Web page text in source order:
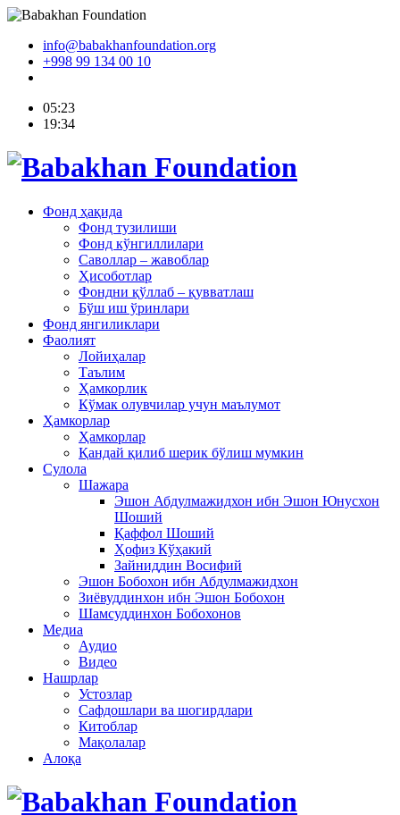
info@babakhanfoundation.org
+998 99 134 00 10
05:23
19:34
Фонд ҳақида
Фонд тузилиши
Фонд кўнгиллилари
Саволлар – жавоблар
Ҳисоботлар
Фондни қўллаб – қувватлаш
Бўш иш ўринлари
Фонд янгиликлари
Фаолият
Лойиҳалар
Таълим
Ҳамкорлик
Кўмак олувчилар учун маълумот
Ҳамкорлар
Ҳамкорлар
Қандай қилиб шерик бўлиш мумкин
Сулола
Шажара
Эшон Абдулмажидхон ибн Эшон Юнусхон
Шоший
Қаффол Шоший
Ҳофиз Кўҳакий
Зайниддин Восифий
Эшон Бобохон ибн Абдулмажидхон
Зиёвуддинхон ибн Эшон Бобохон
Шамсуддинхон Бобохонов
Медиа
Аудио
Видео
Нашрлар
Устозлар
Сафдошлари ва шогирдлари
Китоблар
Мақолалар
Алоқа